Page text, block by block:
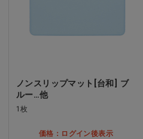
ノンスリップマット[台和] ブ
ルー…他
1枚
価格：ログイン後表示